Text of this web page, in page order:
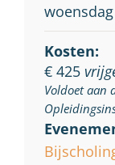
Kosten:
€ 425
Voldoet aan